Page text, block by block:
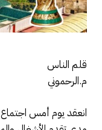
قلم الناس
م.الرحموني
انعقد يوم أمس